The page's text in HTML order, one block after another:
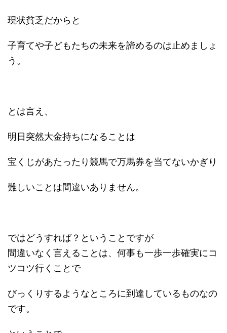
現状貧乏だからと
子育てや子どもたちの未来を諦めるのは止めましょ
う。
とは言え、
明日突然大金持ちになることは
宝くじがあたったり競馬で万馬券を当てないかぎり
難しいことは間違いありません。
ではどうすれば？ということですが
間違いなく言えることは、何事も一歩一歩確実にコ
ツコツ行くことで
びっくりするようなところに到達しているものなの
です。